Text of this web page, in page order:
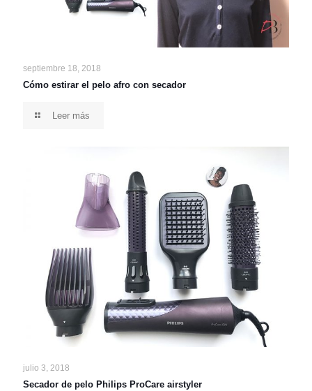
septiembre 18, 2018
Cómo estirar el pelo afro con secador
Leer más
julio 3, 2018
Secador de pelo Philips ProCare airstyler